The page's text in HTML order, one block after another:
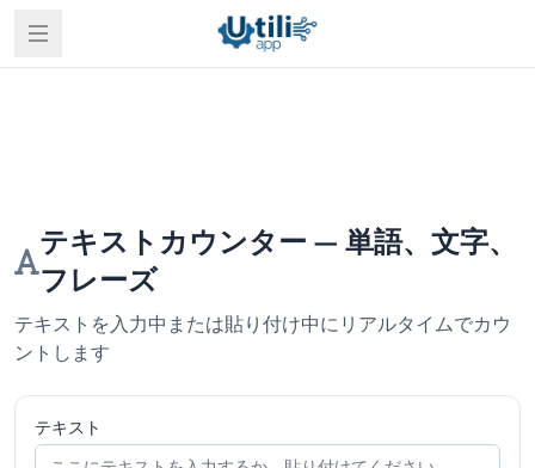
テキストカウンター — 単語、文字、
フレーズ
テキストを入力中または貼り付け中にリアルタイムでカウ
ントします
テキスト